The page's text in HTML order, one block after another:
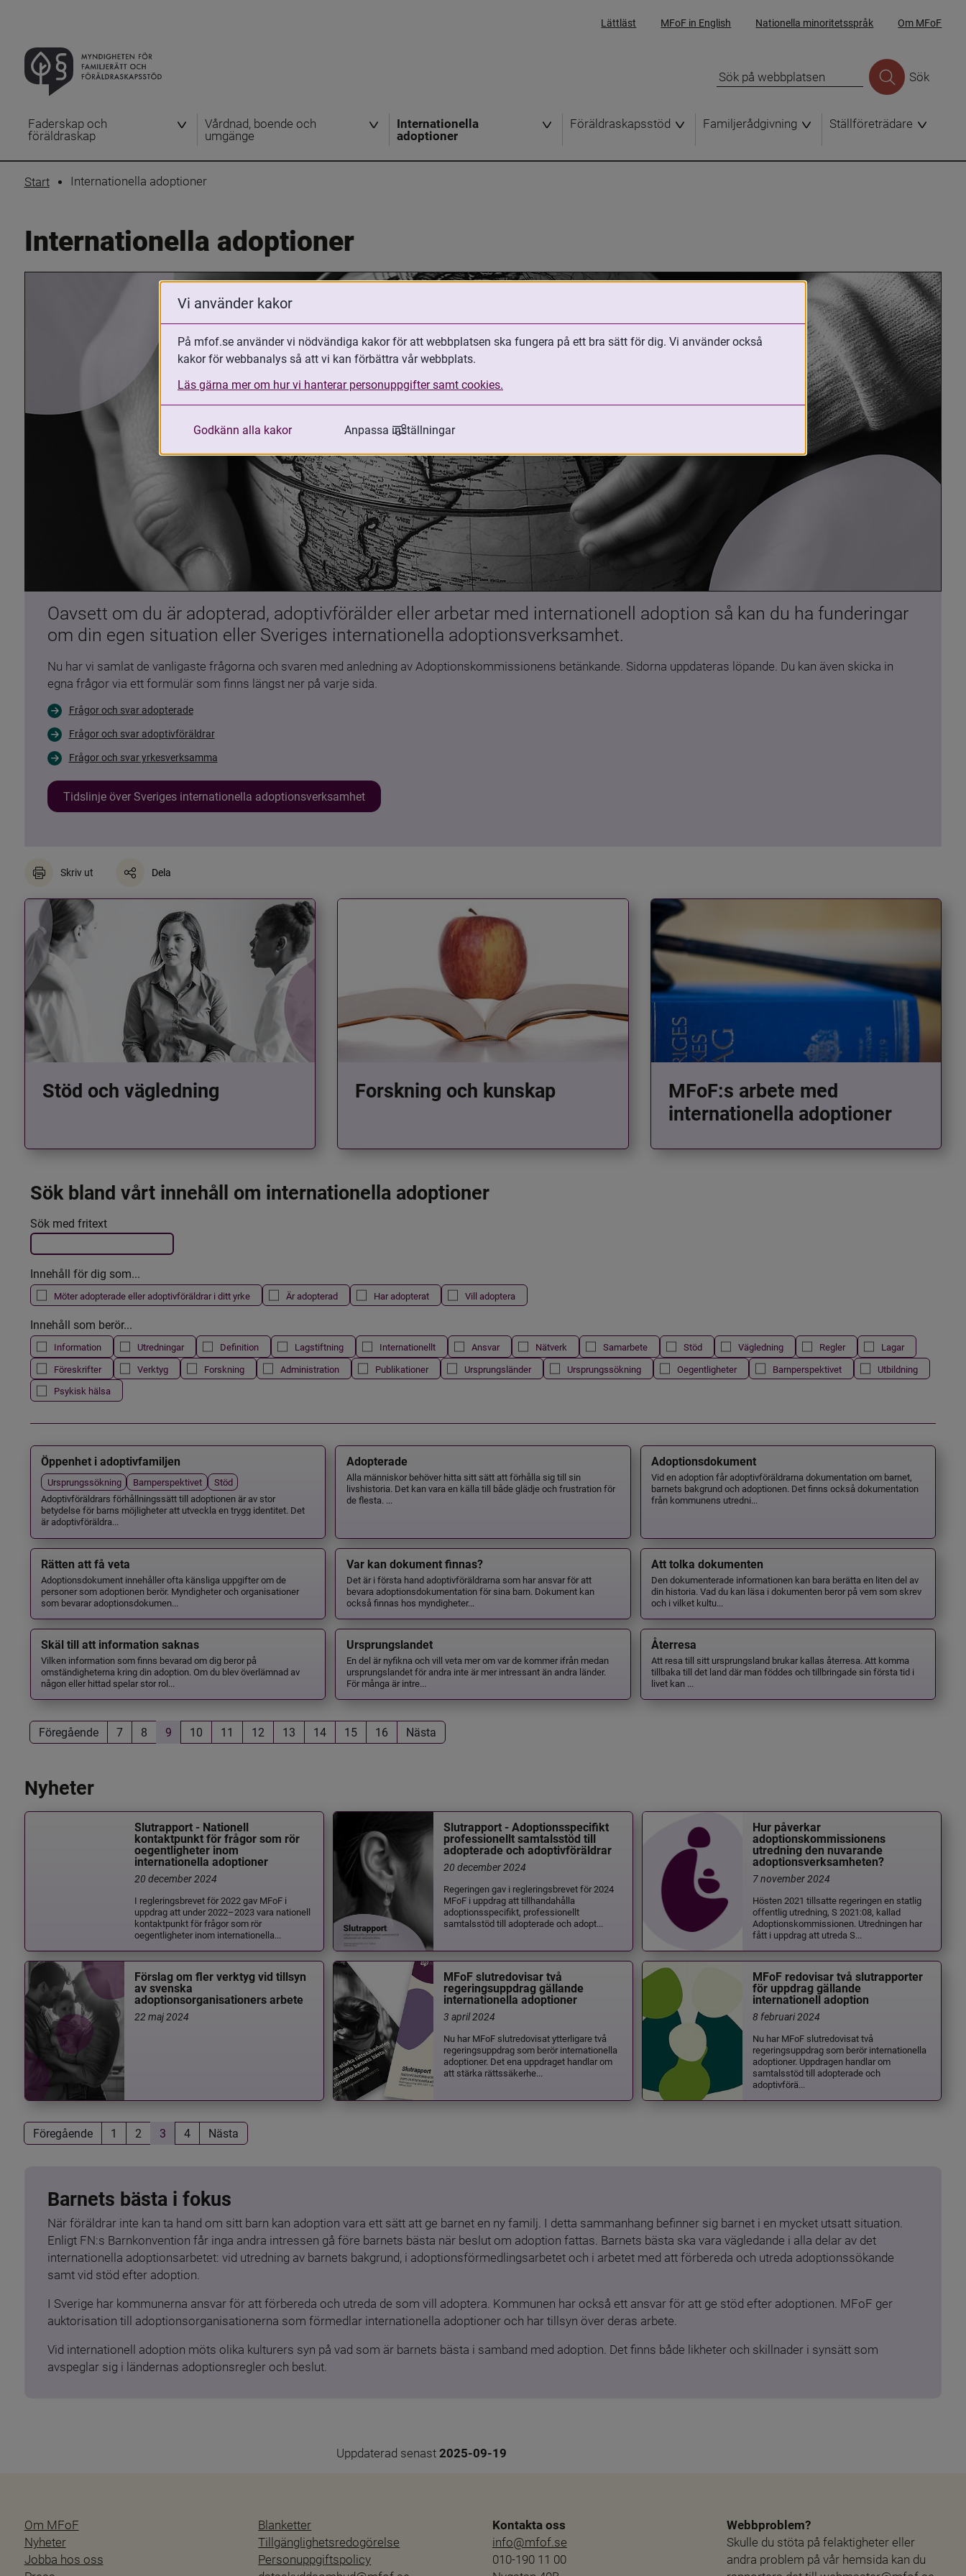
Lättläst MFoF in English Nationella minoritetsspråk Om MFoF
Sök
Faderskap och
föräldraskap
Vårdnad, boende och
umgänge
Internationella
adoptioner
Föräldraskapsstöd Familjerådgivning Ställföreträdare
Start Internationella adoptioner
Internationella adoptioner
Oavsett om du är adopterad, adoptivförälder eller arbetar med internationell adoption så kan du ha funderingar
om din egen situation eller Sveriges internationella adoptionsverksamhet.
Nu har vi samlat de vanligaste frågorna och svaren med anledning av Adoptionskommissionens betänkande. Sidorna uppdateras löpande. Du kan även skicka in
egna frågor via ett formulär som finns längst ner på varje sida.
Frågor och svar adopterade
Frågor och svar adoptivföräldrar
Frågor och svar yrkesverksamma
Tidslinje över Sveriges internationella adoptionsverksamhet
Skriv ut Dela
Stöd och vägledning Forskning och kunskap
MFoF:s arbete med
internationella adoptioner
Sök bland vårt innehåll om internationella adoptioner
Filtrera resultatet
Det här formuläret postas automatiskt
Sök med fritext
Innehåll för dig som...
Möter adopterade eller adoptivföräldrar i ditt yrke Är adopterad Har adopterat Vill adoptera
Innehåll som berör...
Information Utredningar Definition Lagstiftning Internationellt Ansvar Nätverk Samarbete Stöd Vägledning Regler
Lagar
Föreskrifter
Verktyg Forskning Administration Publikationer Ursprungsländer Ursprungssökning Oegentligheter Barnperspektivet
Utbildning
Psykisk hälsa
Öppenhet i adoptivfamiljen
Ursprungssökning Barnperspektivet
Stöd
Adoptivföräldrars förhållningssätt till adoptionen är av stor
betydelse för barns möjligheter att utveckla en trygg identitet. Det
är adoptivföräldra...
Adopterade
Alla människor behöver hitta sitt sätt att förhålla sig till sin
livshistoria. Det kan vara en källa till både glädje och frustration för
de flesta. ...
Adoptionsdokument
Vid en adoption får adoptivföräldrarna dokumentation om barnet,
barnets bakgrund och adoptionen. Det finns också dokumentation
från kommunens utredni...
Rätten att få veta
Adoptionsdokument innehåller ofta känsliga uppgifter om de
personer som adoptionen berör. Myndigheter och organisationer
som bevarar adoptionsdokumen...
Var kan dokument finnas?
Det är i första hand adoptivföräldrarna som har ansvar för att
bevara adoptionsdokumentation för sina barn. Dokument kan
också finnas hos myndigheter...
Att tolka dokumenten
Den dokumenterade informationen kan bara berätta en liten del av
din historia. Vad du kan läsa i dokumenten beror på vem som skrev
och i vilket kultu...
Skäl till att information saknas
Vilken information som finns bevarad om dig beror på
omständigheterna kring din adoption. Om du blev överlämnad av
någon eller hittad spelar stor rol...
Ursprungslandet
En del är nyfikna och vill veta mer om var de kommer ifrån medan
ursprungslandet för andra inte är mer intressant än andra länder.
För många är intre...
Återresa
Att resa till sitt ursprungsland brukar kallas återresa. Att komma
tillbaka till det land där man föddes och tillbringade sin första tid i
livet kan ...
Föregående 7 8 9 10 11 12 13 14 15 16 Nästa
Nyheter
Slutrapport - Nationell
kontaktpunkt för frågor som rör
oegentligheter inom
internationella adoptioner
20 december 2024
I regleringsbrevet för 2022 gav MFoF i
uppdrag att under 2022–2023 vara nationell
kontaktpunkt för frågor som rör
oegentligheter inom internationella...
Slutrapport - Adoptionsspecifikt
professionellt samtalsstöd till
adopterade och adoptivföräldrar
20 december 2024
Regeringen gav i regleringsbrevet för 2024
MFoF i uppdrag att tillhandahålla
adoptionsspecifikt, professionellt
samtalsstöd till adopterade och adopt...
Hur påverkar
adoptionskommissionens
utredning den nuvarande
adoptionsverksamheten?
7 november 2024
Hösten 2021 tillsatte regeringen en statlig
offentlig utredning, S 2021:08, kallad
Adoptionskommissionen. Utredningen har
fått i uppdrag att utreda S...
Förslag om fler verktyg vid tillsyn
av svenska
adoptionsorganisationers arbete
22 maj 2024
MFoF slutredovisar två
regeringsuppdrag gällande
internationella adoptioner
3 april 2024
Nu har MFoF slutredovisat ytterligare två
regeringsuppdrag som berör internationella
adoptioner. Det ena uppdraget handlar om
att stärka rättssäkerhe...
MFoF redovisar två slutrapporter
för uppdrag gällande
internationell adoption
8 februari 2024
Nu har MFoF slutredovisat två
regeringsuppdrag som berör internationella
adoptioner. Uppdragen handlar om
samtalsstöd till adopterade och
adoptivförä...
Föregående 1 2 3 4 Nästa
Barnets bästa i fokus
När föräldrar inte kan ta hand om sitt barn kan adoption vara ett sätt att ge barnet en ny familj. I detta sammanhang befinner sig barnet i en mycket utsatt situation.
Enligt FN:s Barnkonvention får inga andra intressen gå före barnets bästa när beslut om adoption fattas. Barnets bästa ska vara vägledande i alla delar av det
internationella adoptionsarbetet: vid utredning av barnets bakgrund, i adoptionsförmedlingsarbetet och i arbetet med att förbereda och utreda adoptionssökande
samt vid stöd efter adoption.
I Sverige har kommunerna ansvar för att förbereda och utreda de som vill adoptera. Kommunen har också ett ansvar för att ge stöd efter adoptionen. MFoF ger
auktorisation till adoptionsorganisationerna som förmedlar internationella adoptioner och har tillsyn över deras arbete.
Vid internationell adoption möts olika kulturers syn på vad som är barnets bästa i samband med adoption. Det finns både likheter och skillnader i synsätt som
avspeglar sig i ländernas adoptionsregler och beslut.
Uppdaterad senast 2025-09-19
Om MFoF
Nyheter
Jobba hos oss
Blanketter
Tillgänglighetsredogörelse
Personuppgiftspolicy
Kontakta oss
info@mfof.se
010-190 11 00
Webbproblem?
Skulle du stöta på felaktigheter eller
andra problem på vår hemsida kan du
Vi använder kakor
På mfof.se använder vi nödvändiga kakor för att webbplatsen ska fungera på ett bra sätt för dig. Vi använder också
kakor för webbanalys så att vi kan förbättra vår webbplats.
Läs gärna mer om hur vi hanterar personuppgifter samt cookies.
Godkänn alla kakor Anpassa inställningar